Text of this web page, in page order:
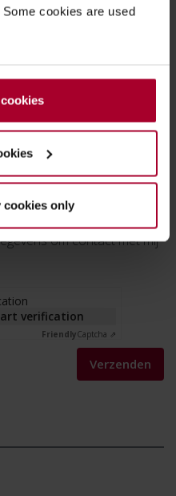
cookies are used
cookies only
uw persoonsgegevens
gebruiken van
om contact met mij
verification
FriendlyCaptcha ⇗
Verzenden